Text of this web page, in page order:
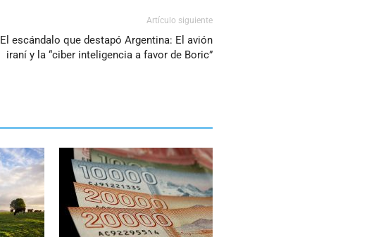
Artículo siguiente
El escándalo que destapó Argentina: El avión
iraní y la “ciber inteligencia a favor de Boric”